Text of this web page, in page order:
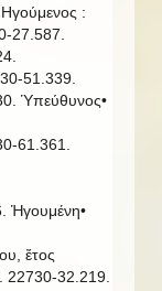
:
27.587.
51.339.
Ὑπεύθυνος•
61.361.
Ἡγουμένη•
ἔτος
22730-32.219.